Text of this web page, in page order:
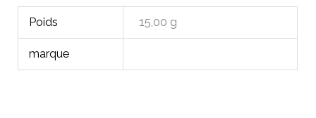
Poids 15,00 g
marque